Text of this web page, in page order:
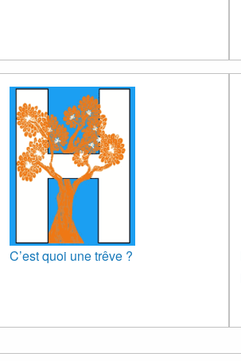
C’est quoi une trêve ?